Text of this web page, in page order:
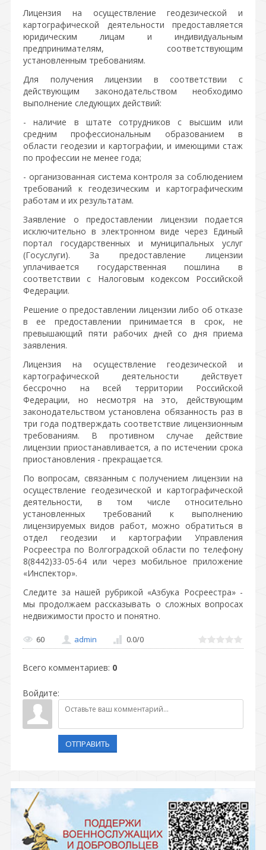
Лицензия на осуществление геодезической и
картографической деятельности предоставляется
юридическим лицам и индивидуальным
предпринимателям, соответствующим
установленным требованиям.
Для получения лицензии в соответствии с
действующим законодательством необходимо
выполнение следующих действий:
- наличие в штате сотрудников с высшим или
средним профессиональным образованием в
области геодезии и картографии, и имеющими стаж
по профессии не менее года;
- организованная система контроля за соблюдением
требований к геодезическим и картографическим
работам и их результатам.
Заявление о предоставлении лицензии подается
исключительно в электронном виде через Единый
портал государственных и муниципальных услуг
(Госуслуги). За предоставление лицензии
уплачивается государственная пошлина в
соответствии с Налоговым кодексом Российской
Федерации.
Решение о предоставлении лицензии либо об отказе
в ее предоставлении принимается в срок, не
превышающий пяти рабочих дней со дня приема
заявления.
Лицензия на осуществление геодезической и
картографической деятельности действует
бессрочно на всей территории Российской
Федерации, но несмотря на это, действующим
законодательством установлена обязанность раз в
три года подтверждать соответствие лицензионным
требованиям. В противном случае действие
лицензии приостанавливается, а по истечении срока
приостановления - прекращается.
По вопросам, связанным с получением лицензии на
осуществление геодезической и картографической
деятельности, в том числе относительно
установленных требований к выполнению
лицензируемых видов работ, можно обратиться в
отдел геодезии и картографии Управления
Росреестра по Волгоградской области по телефону
8(8442)33-05-64 или через мобильное приложение
«Инспектор».
Следите за нашей рубрикой «Азбука Росреестра» -
мы продолжаем рассказывать о сложных вопросах
недвижимости просто и понятно.
60 admin 0.0/0
Всего комментариев: 0
Войдите:
ОТПРАВИТЬ